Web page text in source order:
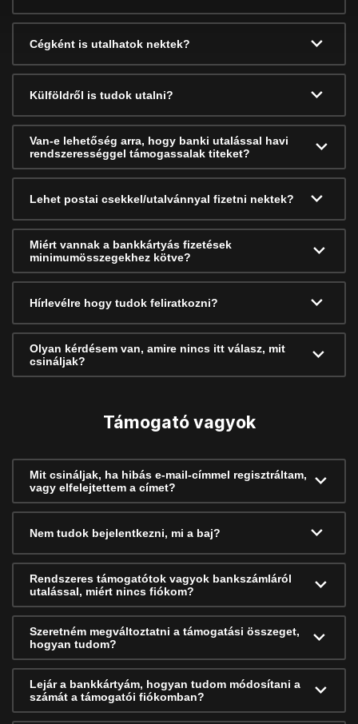
Cégként is utalhatok nektek?
Külföldről is tudok utalni?
Van-e lehetőség arra, hogy banki utalással havi
rendszerességgel támogassalak titeket?
Lehet postai csekkel/utalvánnyal fizetni nektek?
Miért vannak a bankkártyás fizetések
minimumösszegekhez kötve?
Hírlevélre hogy tudok feliratkozni?
Olyan kérdésem van, amire nincs itt válasz, mit
csináljak?
Támogató vagyok
Mit csináljak, ha hibás e-mail-címmel regisztráltam,
vagy elfelejtettem a címet?
Nem tudok bejelentkezni, mi a baj?
Rendszeres támogatótok vagyok bankszámláról
utalással, miért nincs fiókom?
Szeretném megváltoztatni a támogatási összeget,
hogyan tudom?
Lejár a bankkártyám, hogyan tudom módosítani a
számát a támogatói fiókomban?